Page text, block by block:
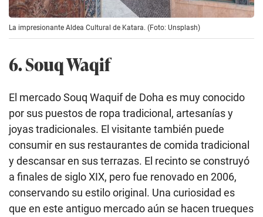
La impresionante Aldea Cultural de Katara. (Foto: Unsplash)
6. Souq Waqif
El mercado Souq Waquif de Doha es muy conocido
por sus puestos de ropa tradicional, artesanías y
joyas tradicionales. El visitante también puede
consumir en sus restaurantes de comida tradicional
y descansar en sus terrazas. El recinto se construyó
a finales de siglo XIX, pero fue renovado en 2006,
conservando su estilo original. Una curiosidad es
que en este antiguo mercado aún se hacen trueques